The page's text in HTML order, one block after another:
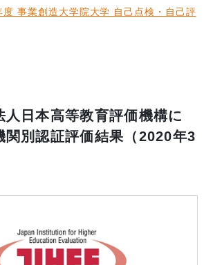
事業創造大学院大学 自己点検・自己評
人日本高等教育評価機構に
関別認証評価結果（2020年3